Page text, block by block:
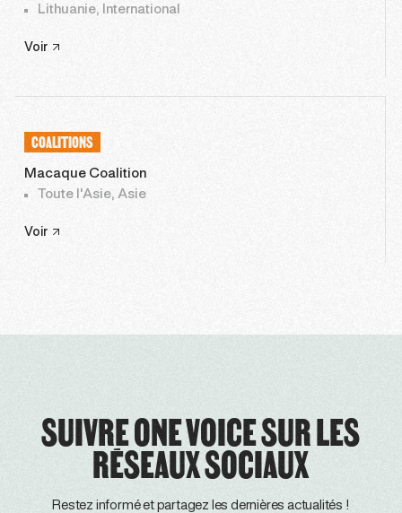
Lithuanie, International
Voir
COALITIONS
Macaque Coalition
Toute l'Asie, Asie
Voir
SUIVRE ONE VOICE SUR LES
RÉSEAUX SOCIAUX
Restez informé et partagez les dernières actualités !